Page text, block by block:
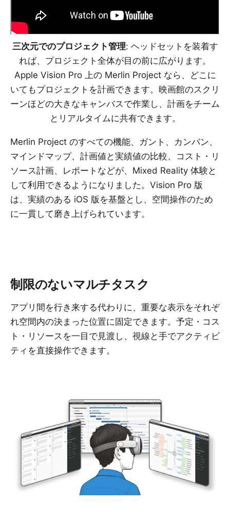
三次元でのプロジェクト管理: ヘッドセットを装着す
れば、プロジェクト全体が目の前に広がります。
Apple Vision Pro 上の Merlin Project なら、どこに
いてもプロジェクトを計画できます。映画館のスクリ
ーンほどの大きなキャンバスで作業し、計画をチーム
とリアルタイムに共有できます。
Merlin Project のすべての機能、ガント、カンバン、
マインドマップ、計画値と実績値の比較、コスト・リ
ソース計画、レポートなどが、Mixed Reality 体験と
して利用できるようになりました。Vision Pro 版
は、実績のある iOS 版を基盤とし、空間操作のため
に一貫して磨き上げられています。
制限のないマルチタスク
アプリ間を行き来する代わりに、重要な表示をそれぞ
れ空間内の決まった位置に固定できます。予定・コス
ト・リソースを一目で見渡し、視線と手でアクティビ
ティを直接操作できます。